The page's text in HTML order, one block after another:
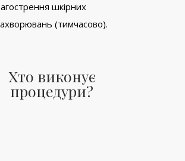
шкірних
(тимчасово).
Хто виконує
процедури?